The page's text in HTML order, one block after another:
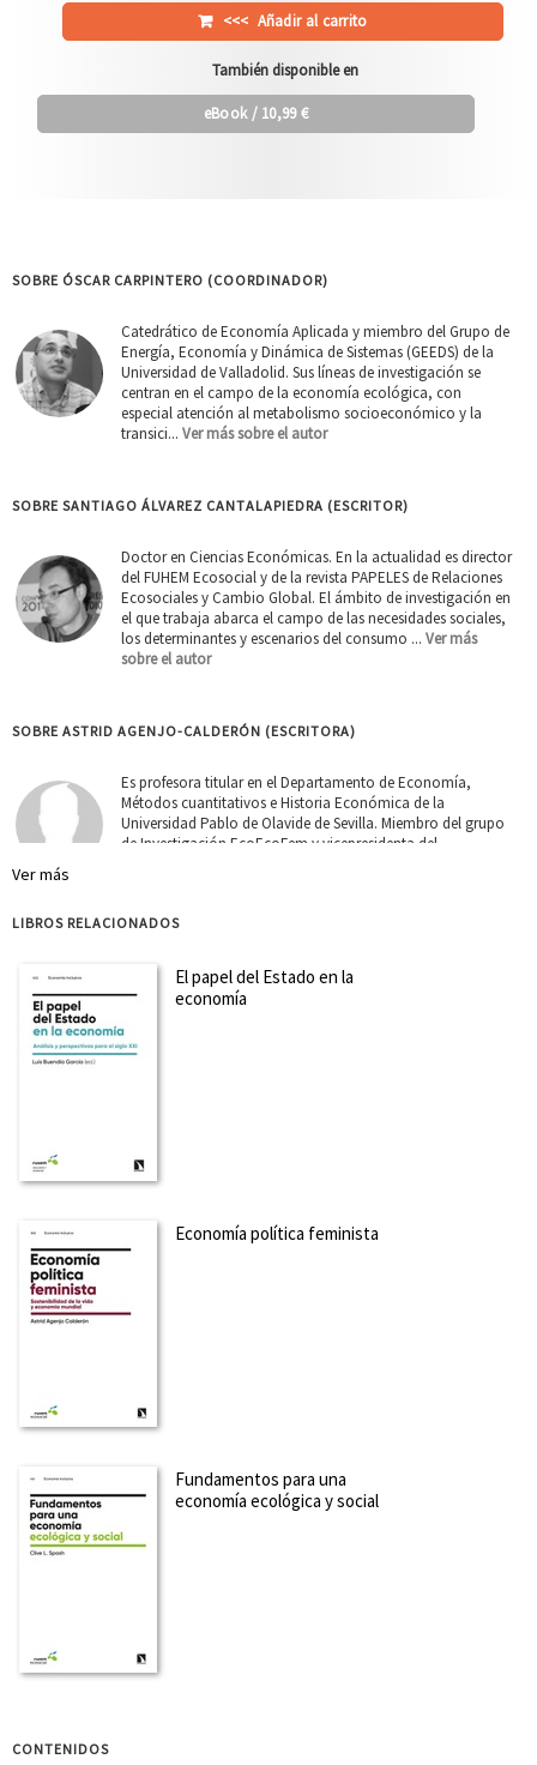
<<< Añadir al carrito
También disponible en
eBook/ 10,99 €
SOBRE ÓSCAR CARPINTERO (COORDINADOR)
Catedrático de Economía Aplicada y miembro del Grupo de
Energía, Economía y Dinámica de Sistemas (GEEDS) de la
Universidad de Valladolid. Sus líneas de investigación se
centran en el campo de la economía ecológica, con
especial atención al metabolismo socioeconómico y la
transici... Ver más sobre el autor
SOBRE SANTIAGO ÁLVAREZ CANTALAPIEDRA (ESCRITOR)
Doctor en Ciencias Económicas. En la actualidad es director
del FUHEM Ecosocial y de la revista PAPELES de Relaciones
Ecosociales y Cambio Global. El ámbito de investigación en
el que trabaja abarca el campo de las necesidades sociales,
los determinantes y escenarios del consumo ... Ver más
sobre el autor
SOBRE ASTRID AGENJO-CALDERÓN (ESCRITORA)
Es profesora titular en el Departamento de Economía,
Métodos cuantitativos e Historia Económica de la
Universidad Pablo de Olavide de Sevilla. Miembro del grupo
de Investigación EcoEcoFem y vicepresidenta del
Doctor en Economía por la Universidad de Valencia (1978,
dir. Ernest Lluch). Catedrático de Fundamentos del Análisis
Económico de la Universidad de Barcelona (1993-2013).
SOBRE JOSÉ BELLVER SOROA (ESCRITOR)
Licenciado en Administración y Dirección de Empresas por
la Universidad Autónoma de Madrid (UAM) y máster en
FUHEM Ecosocial, donde desarrolla su labor principalmente
SOBRE CARLOS BERZOSA (ESCRITOR)
Complutense (UCM). Ha desempeñado los cargos de
decano en la Facultad de Ciencias Económicas y
impartido docencia en las disciplinas de Estructura
Profesora (jubilada) de Teoría Económica de la Universidad
Ver más
LIBROS RELACIONADOS
El papel del Estado en la
economía
Economía política feminista
Fundamentos para una
economía ecológica y social
CONTENIDOS